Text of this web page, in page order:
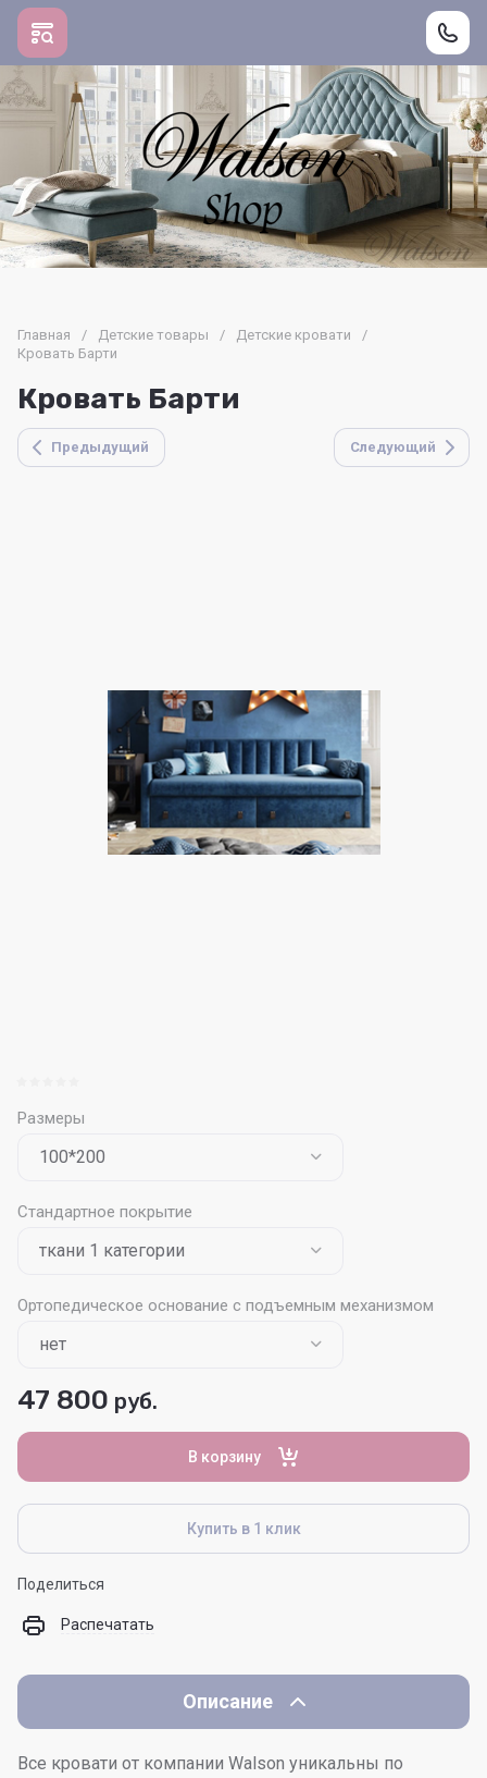
Главная / Детские товары / Детские кровати
/
Кровать Барти
Кровать Барти
Предыдущий Следующий
Размеры
Стандартное покрытие
Ортопедическое основание с подъемным механизмом
47 800 руб.
В корзину
Купить в 1 клик
Поделиться
Распечатать
Описание
Все кровати от компании Walson уникальны по